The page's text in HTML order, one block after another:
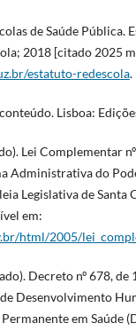
de Saúde Pública.
2018 [citado 2025
estatuto-redescola.
Lisboa:
Lei Complementar
Administrativa do
Legislativa de Santa
em:
html/2005/
Decreto nº 678,
Desenvolvimento
em Saúde